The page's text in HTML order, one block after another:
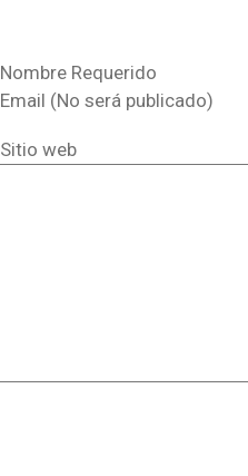
Nombre Requerido
Email (No será publicado)
Sitio web